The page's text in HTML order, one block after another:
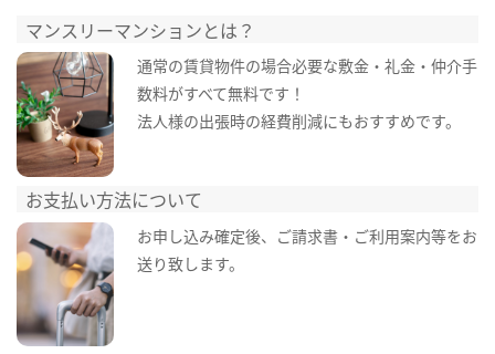
マンスリーマンションとは？
通常の賃貸物件の場合必要な敷金・礼金・仲介手
数料がすべて無料です！
法人様の出張時の経費削減にもおすすめです。
お支払い方法について
お申し込み確定後、ご請求書・ご利用案内等をお
送り致します。